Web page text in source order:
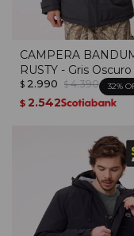
CAMPERA
RUSTY - Gris Oscuro
$ 2.990 $ 4.390 32
$ 2.542